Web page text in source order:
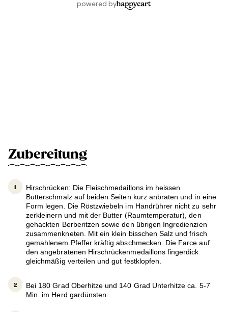
Zubereitung
Hirschrücken: Die Fleischmedaillons im heissen
Butterschmalz auf beiden Seiten kurz anbraten und in eine
Form legen. Die Röstzwiebeln im Handrührer nicht zu sehr
zerkleinern und mit der Butter (Raumtemperatur), den
gehackten Berberitzen sowie den übrigen Ingredienzien
zusammenkneten. Mit ein klein bisschen Salz und frisch
gemahlenem Pfeffer kräftig abschmecken. Die Farce auf
den angebratenen Hirschrückenmedaillons fingerdick
gleichmäßig verteilen und gut festklopfen.
Bei 180 Grad Oberhitze und 140 Grad Unterhitze ca. 5-7
Min. im Herd gardünsten.